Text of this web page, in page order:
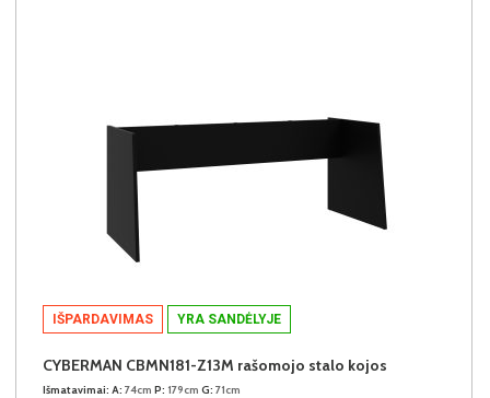
IŠPARDAVIMAS YRA SANDĖLYJE
CYBERMAN CBMN181-Z13M rašomojo stalo kojos
Išmatavimai: A: 74cm P: 179cm G: 71cm